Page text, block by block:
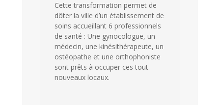
Cette transformation permet de
dôter la ville d’un établissement de
soins accueillant 6 professionnels
de santé : Une gynocologue, un
médecin, une kinésithérapeute, un
ostéopathe et une orthophoniste
sont prêts à occuper ces tout
nouveaux locaux.